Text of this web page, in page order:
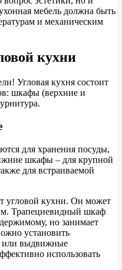
мебель должна быть
и механическим
кухни
Угловая кухня состоит
шкафы (верхние и
для хранения посуды,
шкафы – для крупной
для встраиваемой
угловой кухни. Он может
Трапециевидный шкаф
но занимает
установить
или выдвижные
использовать